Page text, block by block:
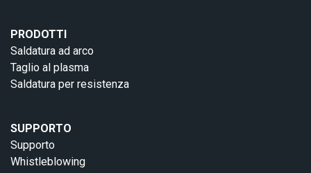
PRODOTTI
Saldatura ad arco
Taglio al plasma
Saldatura per resistenza
SUPPORTO
Supporto
Whistleblowing